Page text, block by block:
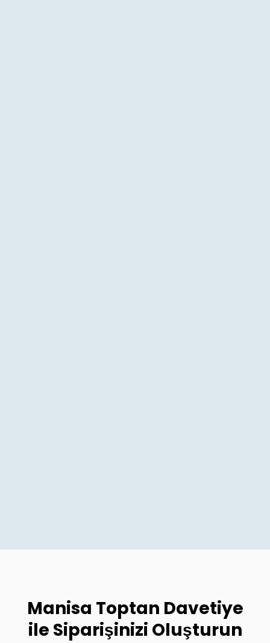
Manisa Toptan Davetiye
ile Siparişinizi Oluşturun